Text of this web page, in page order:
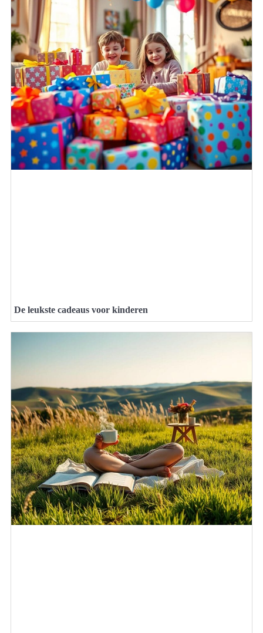
De leukste cadeaus voor kinderen